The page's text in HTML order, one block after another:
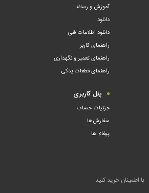
آموزش و رسانه
دانلود
دانلود اطلاعات فنی
راهنمای کاربر
راهنمای تعمیر و نگهداری
راهنمای قطعات یدکی
پنل کاربری
جزئیات حساب
سفارش‌ها
پیغام ها
با اطمینان خرید کنید